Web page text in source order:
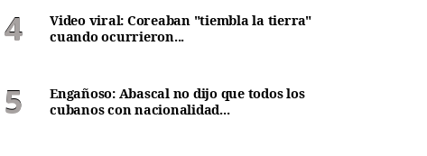
Video viral: Coreaban "tiembla la tierra"
cuando ocurrieron...
Engañoso: Abascal no dijo que todos los
cubanos con nacionalidad...